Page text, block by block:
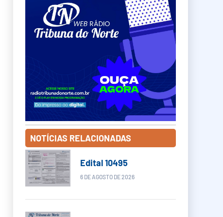
NOTÍCIAS RELACIONADAS
Edital 10495
6 DE AGOSTO DE 2026